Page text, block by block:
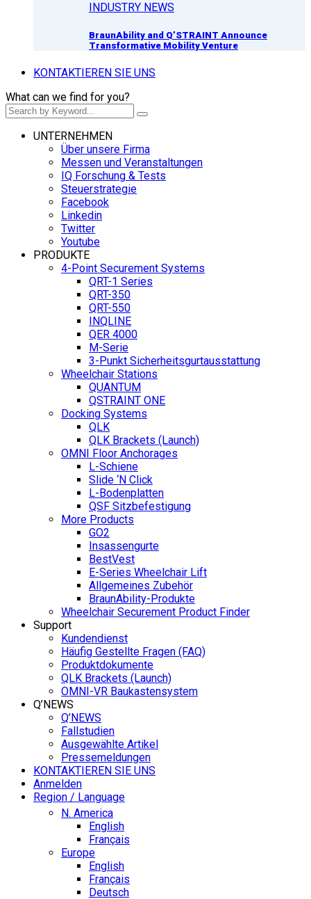
INDUSTRY NEWS
BraunAbility and Q’STRAINT Announce
Transformative Mobility Venture
KONTAKTIEREN SIE UNS
What can we find for you?
UNTERNEHMEN
Über unsere Firma
Messen und Veranstaltungen
IQ Forschung & Tests
Steuerstrategie
Facebook
Linkedin
Twitter
Youtube
PRODUKTE
4-Point Securement Systems
QRT-1 Series
QRT-350
QRT-550
INQLINE
QER 4000
M-Serie
3-Punkt Sicherheitsgurtausstattung
Wheelchair Stations
QUANTUM
QSTRAINT ONE
Docking Systems
QLK
QLK Brackets (Launch)
OMNI Floor Anchorages
L-Schiene
Slide ‘N Click
L-Bodenplatten
QSF Sitzbefestigung
More Products
GO2
Insassengurte
BestVest
E-Series Wheelchair Lift
Allgemeines Zubehör
BraunAbility-Produkte
Wheelchair Securement Product Finder
Support
Kundendienst
Häufig Gestellte Fragen (FAQ)
Produktdokumente
QLK Brackets (Launch)
OMNI-VR Baukastensystem
Q’NEWS
Q’NEWS
Fallstudien
Ausgewählte Artikel
Pressemeldungen
KONTAKTIEREN SIE UNS
Anmelden
Region / Language
N. America
English
Français
Europe
English
Français
Deutsch